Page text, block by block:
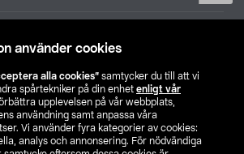
använder cookies
alla cookies” samtycker du till att vi
spårtekniker på din enhet enligt vår
upplevelsen på vår webbplats,
användning samt anpassa våra
Vi använder fyra kategorier av cookies:
analys och annonsering. För nödvändiga
Hitta butik
SE NO FI